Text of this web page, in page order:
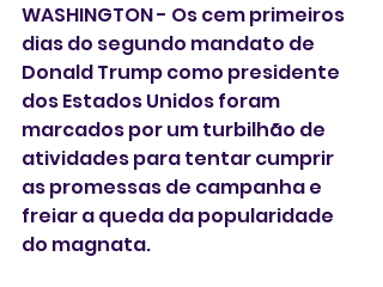
WASHINGTON - Os cem primeiros
dias do segundo mandato de
Donald Trump como presidente
dos Estados Unidos foram
marcados por um turbilhão de
atividades para tentar cumprir
as promessas de campanha e
freiar a queda da popularidade
do magnata.